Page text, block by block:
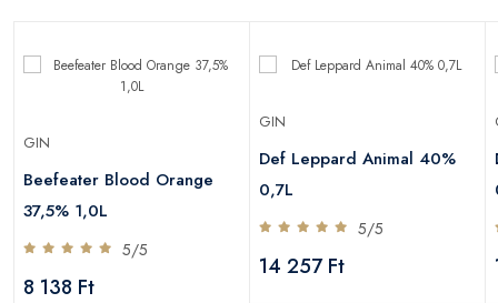
GIN
Beefeater Blood Orange
37,5% 1,0L
5/5
8 138 Ft
GIN
Def Leppard Animal 40%
0,7L
5/5
14 257 Ft